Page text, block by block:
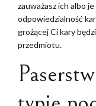
zauważasz ich albo
odpowiedzialność
grożącej Ci kary
przedmiotu.